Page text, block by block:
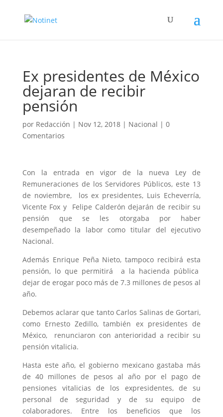
Ex presidentes de México
dejaran de recibir
pensión
por Redacción | Nov 12, 2018| Nacional | 0
Comentarios
Con la entrada en vigor de la nueva Ley de
Remuneraciones de los Servidores Públicos, este 13
de noviembre, los ex presidentes, Luis Echeverría,
Vicente Fox y Felipe Calderón dejarán de recibir su
pensión que se les otorgaba por haber
desempeñado la labor como titular del ejecutivo
Nacional.
Además Enrique Peña Nieto, tampoco recibirá esta
pensión, lo que permitirá a la hacienda pública
dejar de erogar poco más de 7.3 millones de pesos al
año.
Debemos aclarar que tanto Carlos Salinas de Gortari,
como Ernesto Zedillo, también ex presidentes de
México, renunciaron con anterioridad a recibir su
pensión vitalicia.
Hasta este año, el gobierno mexicano gastaba más
de 40 millones de pesos al año por el pago de
pensiones vitalicias de los expresidentes, de su
personal de seguridad y de su equipo de
colaboradores. Entre los beneficios que los